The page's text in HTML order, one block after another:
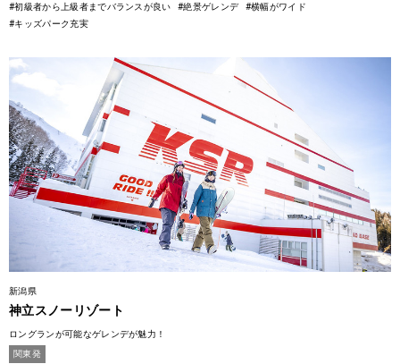
#初級者から上級者までバランスが良い #絶景ゲレンデ
#横幅がワイド
#キッズパーク充実
新潟県
神立スノーリゾート
ロングランが可能なゲレンデが魅力！
関東発